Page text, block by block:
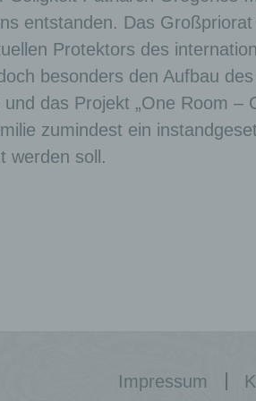
entstanden. Das
Protektors des
besonders den Aufbau
das Projekt „One Room –
zumindest ein
werden soll.
Impressum